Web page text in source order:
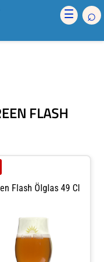
☰ ⌕
FLASH
Flash Ölglas 49 Cl